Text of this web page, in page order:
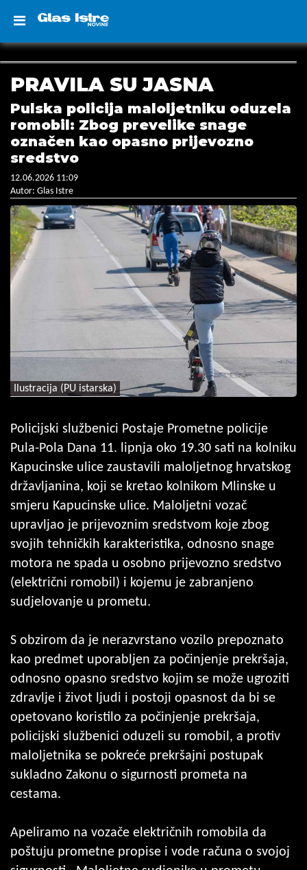
PRAVILA SU JASNA
Pulska policija maloljetniku oduzela
romobil: Zbog prevelike snage
označen kao opasno prijevozno
sredstvo
12.06.2026 11:09
Autor: Glas Istre
Ilustracija (PU istarska)
Policijski službenici Postaje Prometne policije
Pula-Pola Dana 11. lipnja oko 19.30 sati na kolniku
Kapucinske ulice zaustavili maloljetnog hrvatskog
državljanina, koji se kretao kolnikom Mlinske u
smjeru Kapucinske ulice. Maloljetni vozač
upravljao je prijevoznim sredstvom koje zbog
svojih tehničkih karakteristika, odnosno snage
motora ne spada u osobno prijevozno sredstvo
(električni romobil) i kojemu je zabranjeno
sudjelovanje u prometu.
S obzirom da je nerazvrstano vozilo prepoznato
kao predmet uporabljen za počinjenje prekršaja,
odnosno opasno sredstvo kojim se može ugroziti
zdravlje i život ljudi i postoji opasnost da bi se
opetovano koristilo za počinjenje prekršaja,
policijski službenici oduzeli su romobil, a protiv
maloljetnika se pokreće prekršajni postupak
sukladno Zakonu o sigurnosti prometa na
cestama.
Apeliramo na vozače električnih romobila da
poštuju prometne propise i vode računa o svojoj